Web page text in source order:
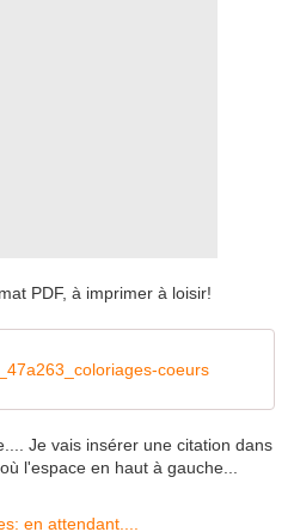
PDF, à imprimer à loisir!
coeurs
Je vais insérer une citation dans
l'espace en haut à gauche...